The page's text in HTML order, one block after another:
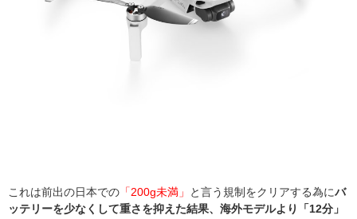
これは前出の日本での 「200g未満」 と言う規制をクリアする為にバ
ッテリーを少なくして重さを抑えた結果、海外モデルより「12分」